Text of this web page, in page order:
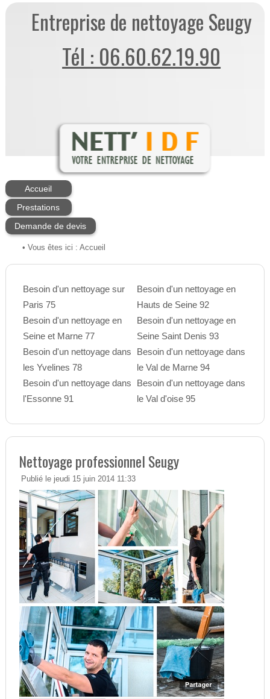
Entreprise de nettoyage Seugy
Tél : 06.60.62.19.90
Accueil
Prestations
Demande de devis
• Vous êtes ici : Accueil
Besoin d'un nettoyage sur
Paris 75
Besoin d'un nettoyage en
Seine et Marne 77
Besoin d'un nettoyage dans
les Yvelines 78
Besoin d'un nettoyage dans
l'Essonne 91
Besoin d'un nettoyage en
Hauts de Seine 92
Besoin d'un nettoyage en
Seine Saint Denis 93
Besoin d'un nettoyage dans
le Val de Marne 94
Besoin d'un nettoyage dans
le Val d'oise 95
Nettoyage professionnel Seugy
Publié le jeudi 15 juin 2014 11:33